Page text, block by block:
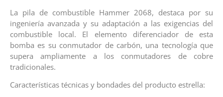
La pila de combustible Hammer 2068, destaca por su
ingeniería avanzada y su adaptación a las exigencias del
combustible local. El elemento diferenciador de esta
bomba es su conmutador de carbón, una tecnología que
supera ampliamente a los conmutadores de cobre
tradicionales.
Características técnicas y bondades del producto estrella: